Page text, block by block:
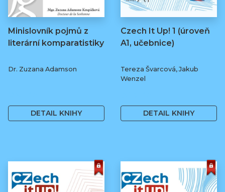
Minislovník pojmů z
literární komparatistiky
Dr. Zuzana Adamson
DETAIL KNIHY
Czech It Up! 1 (úroveň
A1, učebnice)
Tereza Švarcová, Jakub
Wenzel
DETAIL KNIHY